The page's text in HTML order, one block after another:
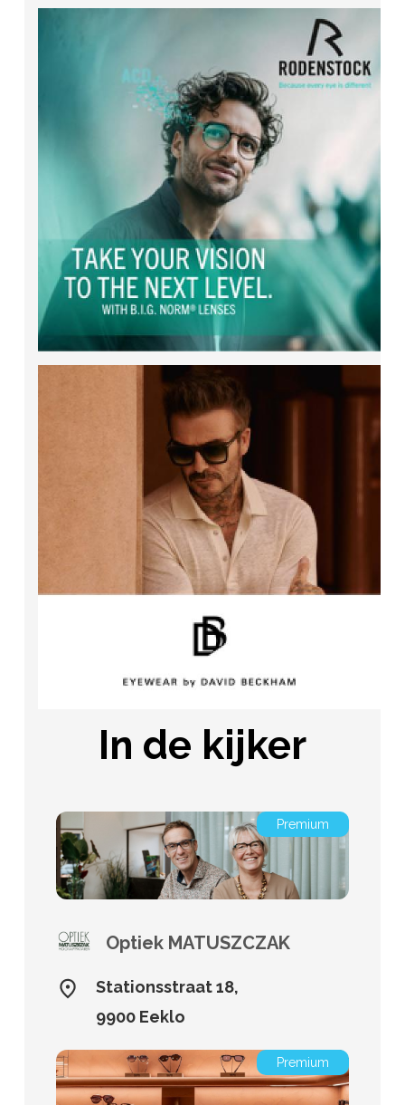
In de kijker
Premium
Optiek MATUSZCZAK
Stationsstraat 18,
9900 Eeklo
Premium